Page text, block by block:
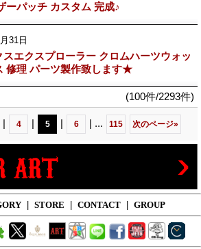
ーパッチ カスタム 完成♪
31日
スエクスプローラー クロムハーツウォッ
修理 パーツ製作致します★
(100件/2293件)
| 4 | 5 | 6 | ... 115 次のページ»
| STORE | CONTACT | GROUP